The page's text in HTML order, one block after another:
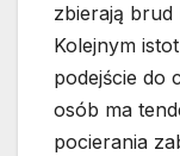
zbierają
Kolejnym
podejście do
osób ma
pocierania